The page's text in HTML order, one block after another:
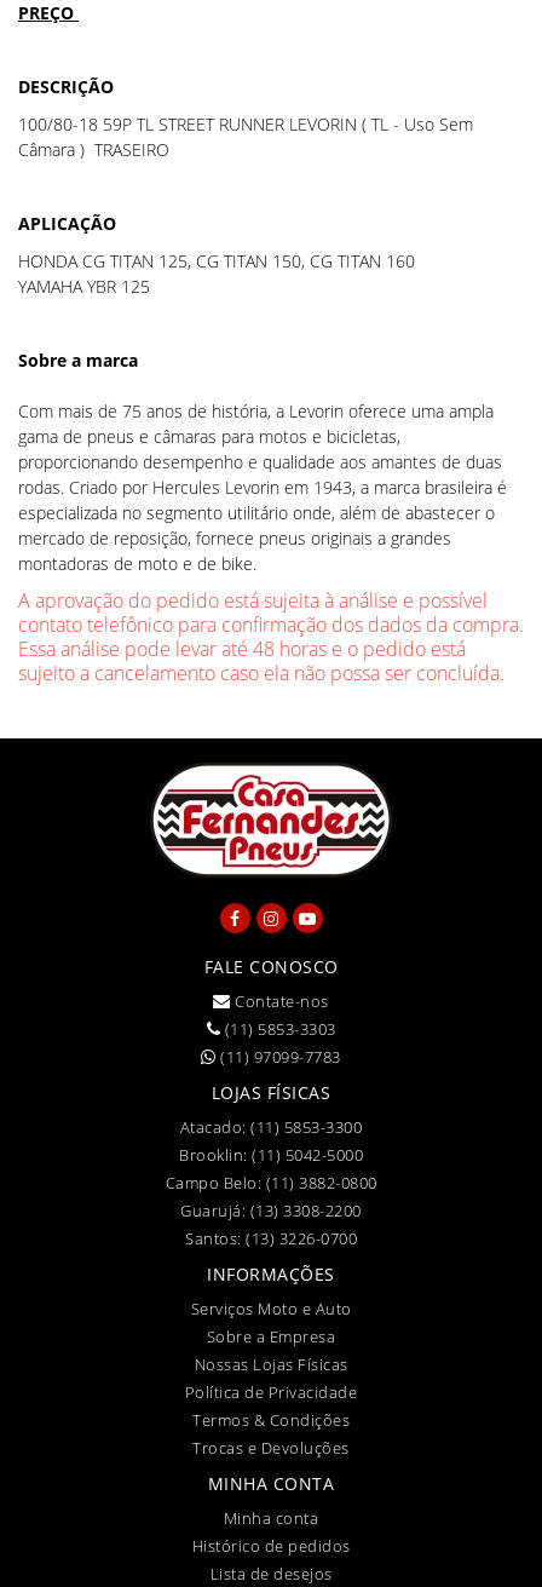
PREÇO
DESCRIÇÃO
100/80-18 59P TL STREET RUNNER LEVORIN ( TL - Uso Sem
Câmara ) TRASEIRO
APLICAÇÃO
HONDA CG TITAN 125, CG TITAN 150, CG TITAN 160
YAMAHA YBR 125
Sobre a marca
Com mais de 75 anos de história, a Levorin oferece uma ampla
gama de pneus e câmaras para motos e bicicletas,
proporcionando desempenho e qualidade aos amantes de duas
rodas. Criado por Hercules Levorin em 1943, a marca brasileira é
especializada no segmento utilitário onde, além de abastecer o
mercado de reposição, fornece pneus originais a grandes
montadoras de moto e de bike.
A aprovação do pedido está sujeita à análise e possível
contato telefônico para confirmação dos dados da compra.
Essa análise pode levar até 48 horas e o pedido está
sujeito a cancelamento caso ela não possa ser concluída.
FALE CONOSCO
Contate-nos
(11) 5853-3303
(11) 97099-7783
LOJAS FÍSICAS
Atacado:(11) 5853-3300
Brooklin: (11) 5042-5000
Campo Belo: (11) 3882-0800
Guarujá: (13) 3308-2200
Santos: (13) 3226-0700
INFORMAÇÕES
Serviços Moto e Auto
Sobre a Empresa
Nossas Lojas Físicas
Política de Privacidade
Termos & Condições
Trocas e Devoluções
MINHA CONTA
Minha conta
Histórico de pedidos
Lista de desejos